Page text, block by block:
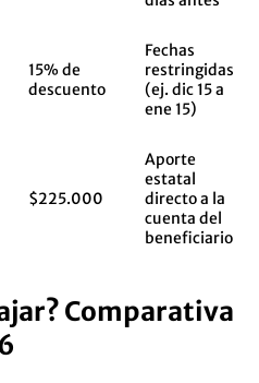
15% de
descuento
Fechas
restringidas
(ej. dic 15 a
ene 15)
$225.000
Aporte
estatal
directo a la
cuenta del
beneficiario
Comparativa